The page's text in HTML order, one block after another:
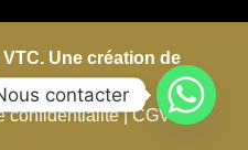
Une création de
confidentialité | CGV
contacter